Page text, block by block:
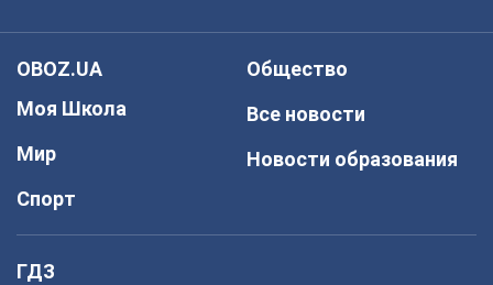
OBOZ.UA
Моя Школа
Мир
Спорт
Общество
Все новости
Новости образования
ГДЗ